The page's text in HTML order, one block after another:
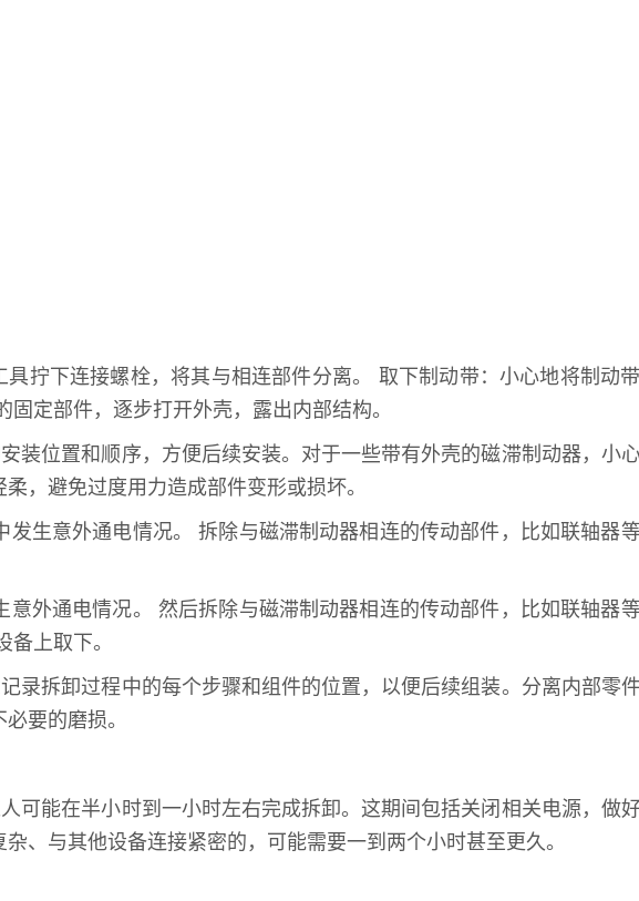
拧下连接螺栓，将其与相连部件分离。 取下制动带：小心地将制动
定部件，逐步打开外壳，露出内部结构。
装位置和顺序，方便后续安装。对于一些带有外壳的磁滞制动器，小
，避免过度用力造成部件变形或损坏。
生意外通电情况。 拆除与磁滞制动器相连的传动部件，比如联轴器
外通电情况。 然后拆除与磁滞制动器相连的传动部件，比如联轴器
上取下。
录拆卸过程中的每个步骤和组件的位置，以便后续组装。分离内部零
要的磨损。
可能在半小时到一小时左右完成拆卸。这期间包括关闭相关电源，做
、与其他设备连接紧密的，可能需要一到两个小时甚至更久。